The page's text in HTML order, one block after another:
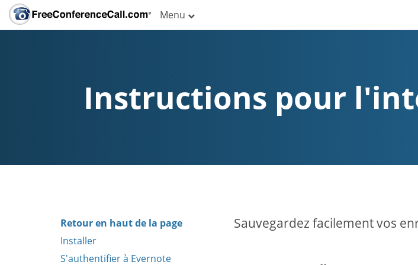
Menu
Instructions pour
Retour en haut de la page
Installer
S'authentifier à Evernote
Sauvegardez facilement vos